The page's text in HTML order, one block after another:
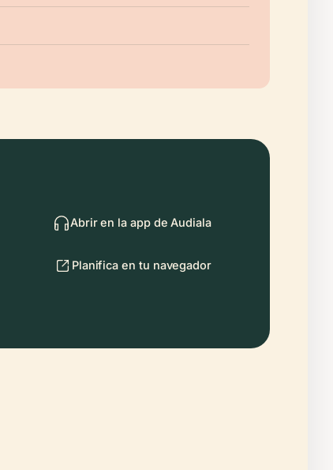
Abrir en la app de Audiala
Planifica en tu navegador